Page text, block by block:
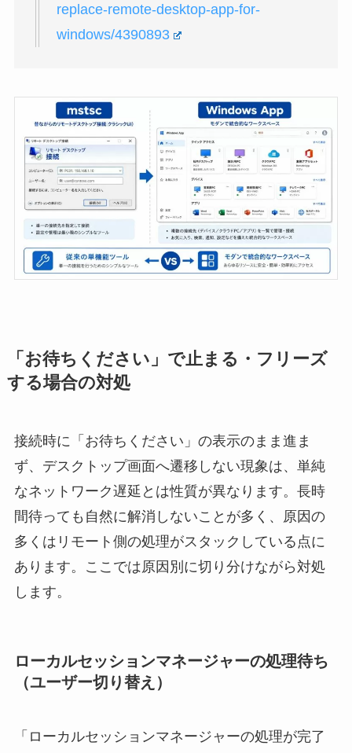
replace-remote-desktop-app-for-
windows/4390893
「お待ちください」で止まる・フリーズ
する場合の対処
接続時に「お待ちください」の表示のまま進ま
ず、デスクトップ画面へ遷移しない現象は、単純
なネットワーク遅延とは性質が異なります。長時
間待っても自然に解消しないことが多く、原因の
多くはリモート側の処理がスタックしている点に
あります。ここでは原因別に切り分けながら対処
します。
ローカルセッションマネージャーの処理待ち
（ユーザー切り替え）
「ローカルセッションマネージャーの処理が完了